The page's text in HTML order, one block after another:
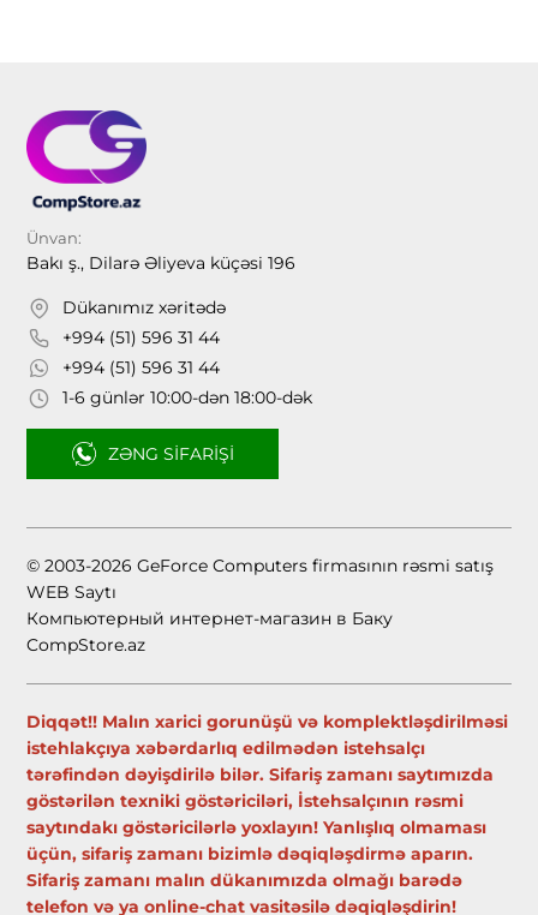
Ünvan:
Bakı ş., Dilarə Əliyeva küçəsi 196
Dükanımız xəritədə
+994 (51) 596 31 44
+994 (51) 596 31 44
1-6 günlər 10:00-dən 18:00-dək
ZƏNG SIFARIŞI
© 2003-2026 GeForce Computers firmasının rəsmi satış
WEB Saytı
Компьютерный интернет-магазин в Баку
CompStore.az
Diqqət!! Malın xarici gorunüşü və komplektləşdirilməsi
istehlakçıya xəbərdarlıq edilmədən istehsalçı
tərəfindən dəyişdirilə bilər. Sifariş zamanı saytımızda
göstərilən texniki göstəriciləri, İstehsalçının rəsmi
saytındakı göstəricilərlə yoxlayın! Yanlışlıq olmaması
üçün, sifariş zamanı bizimlə dəqiqləşdirmə aparın.
Sifariş zamanı malın dükanımızda olmağı barədə
telefon və ya online-chat vasitəsilə dəqiqləşdirin!